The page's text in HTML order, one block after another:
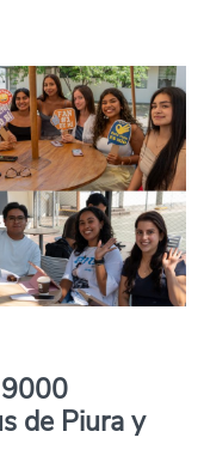
9000
de Piura y